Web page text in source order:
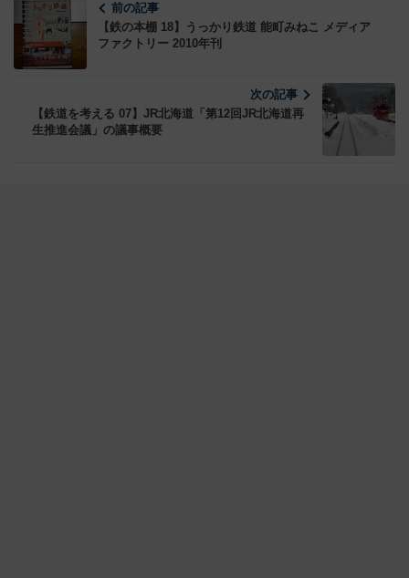
前の記事
【鉄の本棚 18】うっかり鉄道 能町みねこ メディア
ファクトリー 2010年刊
次の記事
【鉄道を考える 07】JR北海道「第12回JR北海道再
生推進会議」の議事概要